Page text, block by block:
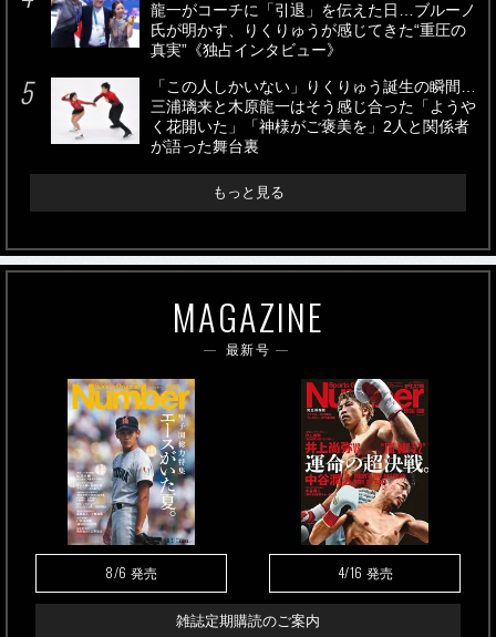
龍一がコーチに「引退」を伝えた日…ブルーノ
氏が明かす、りくりゅうが感じてきた“重圧の
真実”《独占インタビュー》
「この人しかいない」りくりゅう誕生の瞬間…
三浦璃来と木原龍一はそう感じ合った「ようや
く花開いた」「神様がご褒美を」2人と関係者
が語った舞台裏
もっと見る
MAGAZINE
最新号
8/6 発売 4/16 発売
雑誌定期購読のご案内